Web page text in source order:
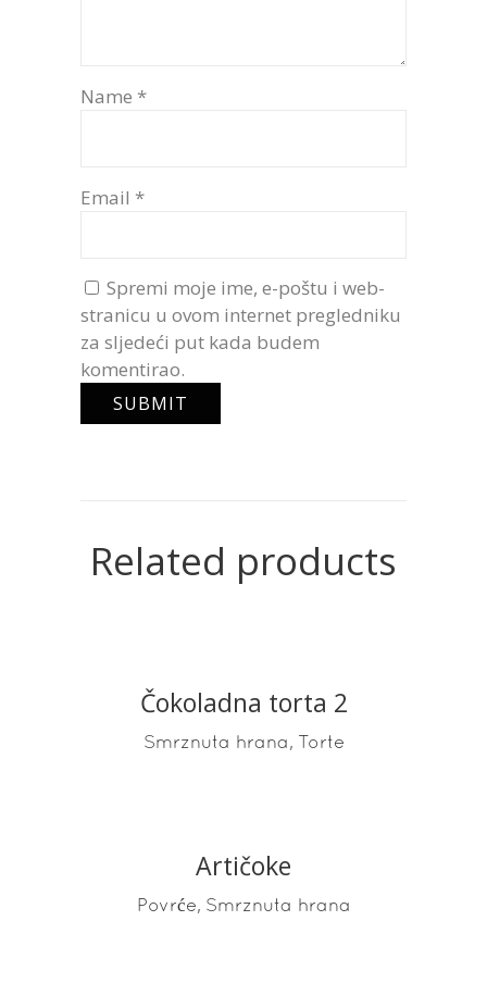
Name *
Email *
Spremi moje ime, e-poštu i web-
stranicu u ovom internet pregledniku
za sljedeći put kada budem
komentirao.
Related products
READ MORE
Čokoladna torta 2
Smrznuta hrana, Torte
READ MORE
Artičoke
Povrće, Smrznuta hrana